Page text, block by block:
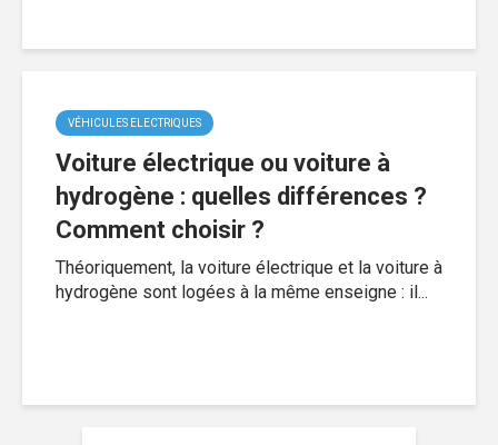
VÉHICULES ELECTRIQUES
Voiture électrique ou voiture à
hydrogène : quelles différences ?
Comment choisir ?
Théoriquement, la voiture électrique et la voiture à
hydrogène sont logées à la même enseigne : il...